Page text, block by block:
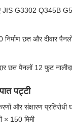
JIS G3302 Q345B
छत और दीवार
छत पैनलों 12 फुट
पट्टी
और संक्षारण प्रतिरोधी
× 150 मिमी